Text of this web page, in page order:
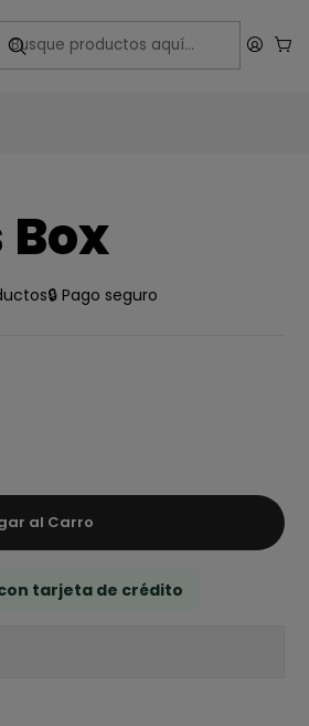
🔒 Pago seguro
al Carro
con tarjeta de crédito